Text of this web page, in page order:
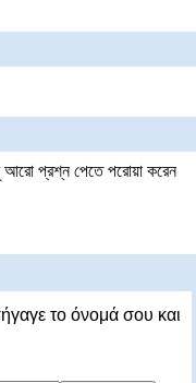
প্রশ্ন পেতে পরোয়া করেন
το όνομά σου και